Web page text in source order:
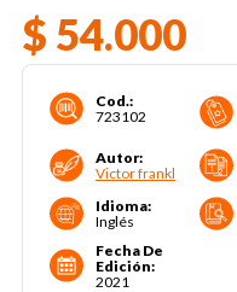
$ 54.000
Cod.:
723102
Autor:
Victor frankl
Idioma:
Inglés
Fecha De
Edición:
2021